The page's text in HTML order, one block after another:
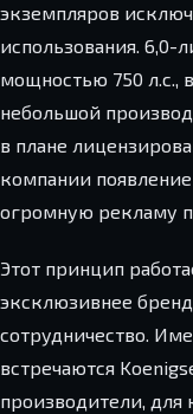
экземпляров
использования. 6,0-
мощностью 750 л.с.,
небольшой
в плане
компании
огромную рекламу
Этот принцип
эксклюзивнее
сотрудничество.
встречаются
производители, для